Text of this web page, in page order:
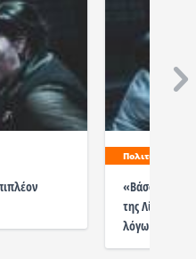
Πολιτισμός
«Βάσσα- Μια
της Λίλλυς
λόγω